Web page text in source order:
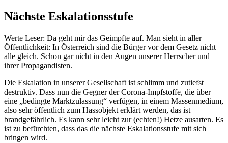
Nächste Eskalationsstufe
Werte Leser: Da geht mir das Geimpfte auf. Man sieht in aller
Öffentlichkeit: In Österreich sind die Bürger vor dem Gesetz nicht
alle gleich. Schon gar nicht in den Augen unserer Herrscher und
ihrer Propagandisten.
Die Eskalation in unserer Gesellschaft ist schlimm und zutiefst
destruktiv. Dass nun die Gegner der Corona-Impfstoffe, die über
eine „bedingte Marktzulassung“ verfügen, in einem Massenmedium,
also sehr öffentlich zum Hassobjekt erklärt werden, das ist
brandgefährlich. Es kann sehr leicht zur (echten!) Hetze ausarten. Es
ist zu befürchten, dass das die nächste Eskalationsstufe mit sich
bringen wird.